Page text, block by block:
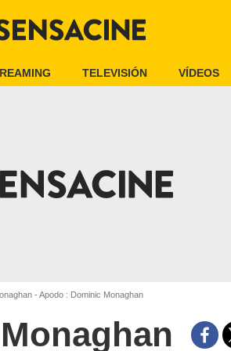
TELEVISIÓN VÍDEOS
- Apodo : Dominic Monaghan